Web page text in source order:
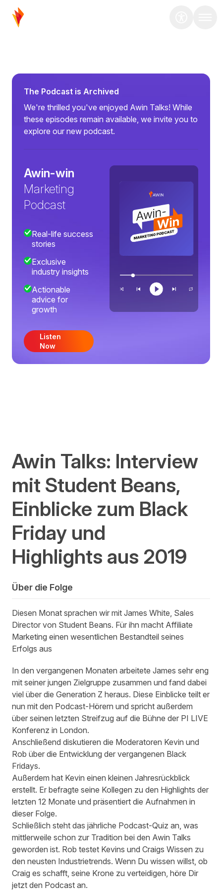
The Podcast is Archived
We're thrilled you've enjoyed Awin Talks! While
these episodes remain available, we invite you to
explore our new podcast.
Awin-win
Marketing
Podcast
Real-life success
stories
Exclusive
industry insights
Actionable
advice for
growth
Listen
Now
Awin Talks: Interview
mit Student Beans,
Einblicke zum Black
Friday und
Highlights aus 2019
Über die Folge
Diesen Monat sprachen wir mit James White, Sales
Director von Student Beans. Für ihn macht Affiliate
Marketing einen wesentlichen Bestandteil seines
Erfolgs aus
In den vergangenen Monaten arbeitete James sehr eng
mit seiner jungen Zielgruppe zusammen und fand dabei
viel über die Generation Z heraus. Diese Einblicke teilt er
nun mit den Podcast-Hörern und spricht außerdem
über seinen letzten Streifzug auf die Bühne der PI LIVE
Konferenz in London.
Anschließend diskutieren die Moderatoren Kevin und
Rob über die Entwicklung der vergangenen Black
Fridays.
Außerdem hat Kevin einen kleinen Jahresrückblick
erstellt. Er befragte seine Kollegen zu den Highlights der
letzten 12 Monate und präsentiert die Aufnahmen in
dieser Folge.
Schließlich steht das jährliche Podcast-Quiz an, was
mittlerweile schon zur Tradition bei den Awin Talks
geworden ist. Rob testet Kevins und Craigs Wissen zu
den neusten Industrietrends. Wenn Du wissen willst, ob
Craig es schafft, seine Krone zu verteidigen, höre Dir
jetzt den Podcast an.